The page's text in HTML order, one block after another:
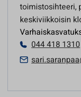
toimistosihteeri,
keskiviikkoisin
044 418 1310